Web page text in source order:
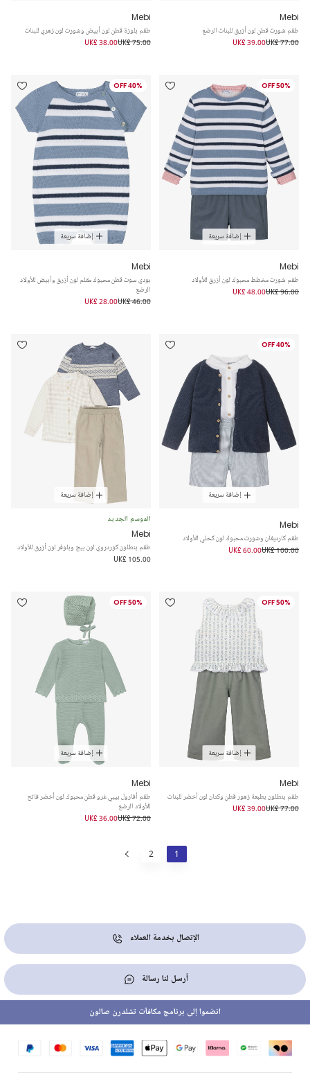
Mebi
طقم شورت قطن لون أزرق للبنات الرضع
UK£ 77.00
UK£ 39.00
Mebi
طقم بلوزة قطن لون أبيض وشورت لون زهري للبنات
UK£ 75.00
UK£ 38.00
50% OFF
إضافة سريعة
Mebi
طقم شورت مخطط محبوك لون أزرق للأولاد
UK£ 96.00
UK£ 48.00
40% OFF
إضافة سريعة
Mebi
بودي سوت قطن محبوك مقلم لون أزرق وأبيض للأولاد
الرضع
UK£ 46.00
UK£ 28.00
40% OFF
إضافة سريعة
Mebi
طقم كارديغان وشورت محبوك لون كحلي للأولاد
UK£ 100.00
UK£ 60.00
إضافة سريعة
الموسم الجديد
Mebi
طقم بنطلون كوردروي لون بيج وبلوفر لون أزرق للأولاد
UK£ 105.00
50% OFF
إضافة سريعة
Mebi
طقم بنطلون بطبعة زهور قطن وكتان لون أخضر للبنات
UK£ 77.00
UK£ 39.00
50% OFF
إضافة سريعة
Mebi
طقم أفارول بيبي غرو قطن محبوك لون أخضر فاتح
للأولاد الرضع
UK£ 72.00
UK£ 36.00
1
2
الإتصال بخدمة العملاء
أرسل لنا رسالة
انضموا إلى برنامج مكافآت تشلدرن صالون